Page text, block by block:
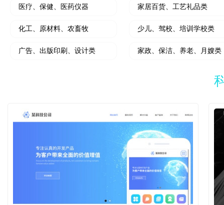
医疗、保健、医药仪器 家居百货、工艺礼品类
化工、原材料、农畜牧 少儿、驾校、培训学校类
广告、出版印刷、设计类 家政、保洁、养老、月嫂类